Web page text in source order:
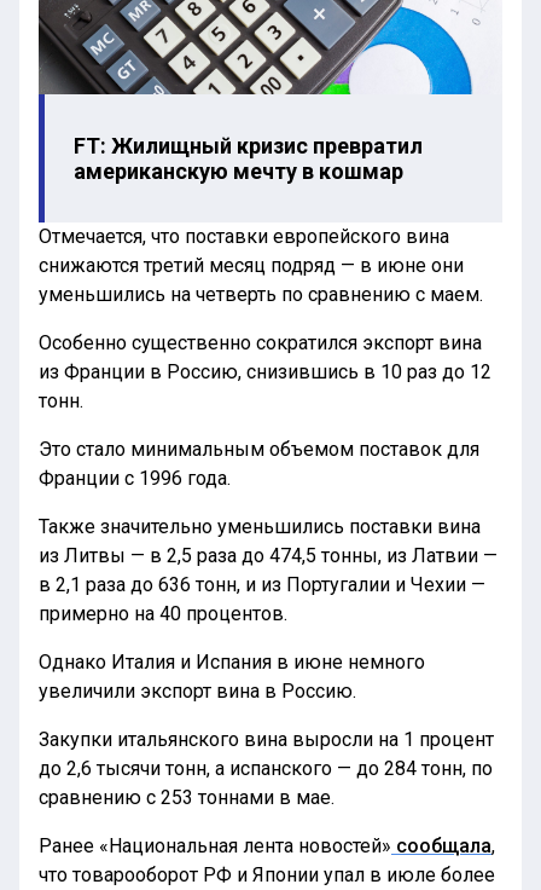
FT: Жилищный кризис превратил
американскую мечту в кошмар
Отмечается, что поставки европейского вина
снижаются третий месяц подряд — в июне они
уменьшились на четверть по сравнению с маем.
Особенно существенно сократился экспорт вина
из Франции в Россию, снизившись в 10 раз до 12
тонн.
Это стало минимальным объемом поставок для
Франции с 1996 года.
Также значительно уменьшились поставки вина
из Литвы — в 2,5 раза до 474,5 тонны, из Латвии —
в 2,1 раза до 636 тонн, и из Португалии и Чехии —
примерно на 40 процентов.
Однако Италия и Испания в июне немного
увеличили экспорт вина в Россию.
Закупки итальянского вина выросли на 1 процент
до 2,6 тысячи тонн, а испанского — до 284 тонн, по
сравнению с 253 тоннами в мае.
Ранее «Национальная лента новостей» сообщала,
что товарооборот РФ и Японии упал в июле более